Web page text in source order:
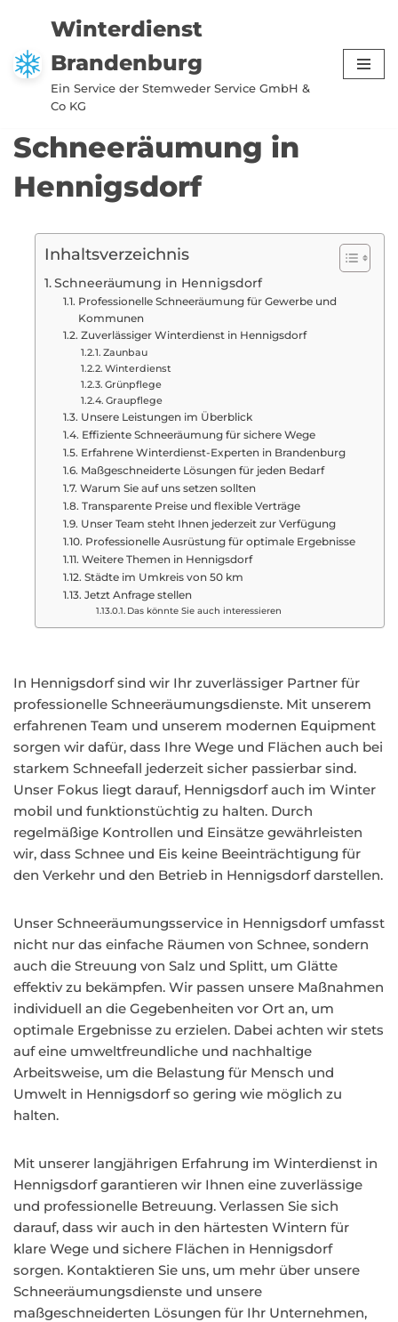
Zum
Inhalt
springen
Winterdienst
Brandenburg
Ein Service der Stemweder Service GmbH &
Co KG
Schneeräumung in
Hennigsdorf
Inhaltsverzeichnis
Schneeräumung in Hennigsdorf
Professionelle Schneeräumung für Gewerbe und
Kommunen
Zuverlässiger Winterdienst in Hennigsdorf
Zaunbau
Winterdienst
Grünpflege
Graupflege
Unsere Leistungen im Überblick
Effiziente Schneeräumung für sichere Wege
Erfahrene Winterdienst-Experten in Brandenburg
Maßgeschneiderte Lösungen für jeden Bedarf
Warum Sie auf uns setzen sollten
Transparente Preise und flexible Verträge
Unser Team steht Ihnen jederzeit zur Verfügung
Professionelle Ausrüstung für optimale Ergebnisse
Weitere Themen in Hennigsdorf
Städte im Umkreis von 50 km
Jetzt Anfrage stellen
Das könnte Sie auch interessieren
In Hennigsdorf sind wir Ihr zuverlässiger Partner für
professionelle Schneeräumungsdienste. Mit unserem
erfahrenen Team und unserem modernen Equipment
sorgen wir dafür, dass Ihre Wege und Flächen auch bei
starkem Schneefall jederzeit sicher passierbar sind.
Unser Fokus liegt darauf, Hennigsdorf auch im Winter
mobil und funktionstüchtig zu halten. Durch
regelmäßige Kontrollen und Einsätze gewährleisten
wir, dass Schnee und Eis keine Beeinträchtigung für
den Verkehr und den Betrieb in Hennigsdorf darstellen.
Unser Schneeräumungsservice in Hennigsdorf umfasst
nicht nur das einfache Räumen von Schnee, sondern
auch die Streuung von Salz und Splitt, um Glätte
effektiv zu bekämpfen. Wir passen unsere Maßnahmen
individuell an die Gegebenheiten vor Ort an, um
optimale Ergebnisse zu erzielen. Dabei achten wir stets
auf eine umweltfreundliche und nachhaltige
Arbeitsweise, um die Belastung für Mensch und
Umwelt in Hennigsdorf so gering wie möglich zu
halten.
Mit unserer langjährigen Erfahrung im Winterdienst in
Hennigsdorf garantieren wir Ihnen eine zuverlässige
und professionelle Betreuung. Verlassen Sie sich
darauf, dass wir auch in den härtesten Wintern für
klare Wege und sichere Flächen in Hennigsdorf
sorgen. Kontaktieren Sie uns, um mehr über unsere
Schneeräumungsdienste und unsere
maßgeschneiderten Lösungen für Ihr Unternehmen,